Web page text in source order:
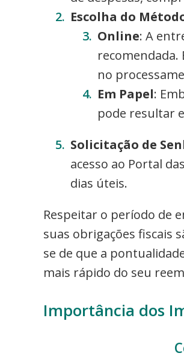
Escolha do
Online: A
no
Em Papel:
pode resultar
Solicitação de
acesso ao Portal
dias úteis.
Respeitar o período de
suas obrigações fiscais
se de que a
mais rápido do seu
Importância dos